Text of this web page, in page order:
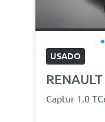
USADO
RENAULT
Captur 1.0